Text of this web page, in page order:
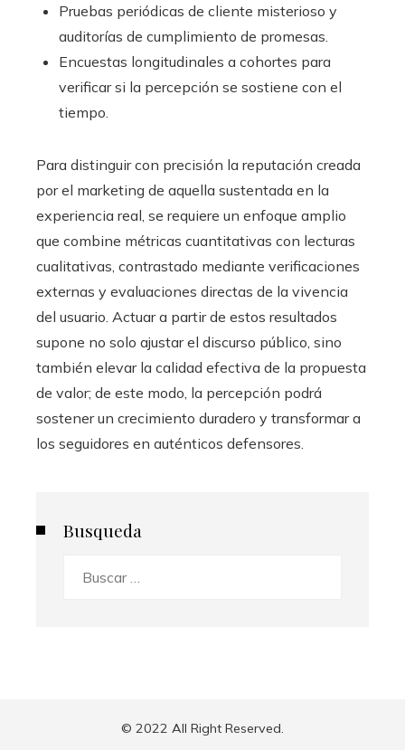
Pruebas periódicas de cliente misterioso y
auditorías de cumplimiento de promesas.
Encuestas longitudinales a cohortes para
verificar si la percepción se sostiene con el
tiempo.
Para distinguir con precisión la reputación creada
por el marketing de aquella sustentada en la
experiencia real, se requiere un enfoque amplio
que combine métricas cuantitativas con lecturas
cualitativas, contrastado mediante verificaciones
externas y evaluaciones directas de la vivencia
del usuario. Actuar a partir de estos resultados
supone no solo ajustar el discurso público, sino
también elevar la calidad efectiva de la propuesta
de valor; de este modo, la percepción podrá
sostener un crecimiento duradero y transformar a
los seguidores en auténticos defensores.
Busqueda
© 2022 All Right Reserved.